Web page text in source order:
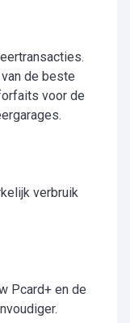
de beste
voor de
verbruik
Pcard+ en de